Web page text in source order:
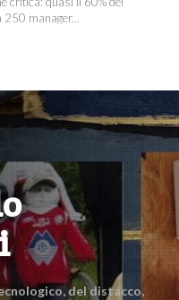
manager...
del distacco,